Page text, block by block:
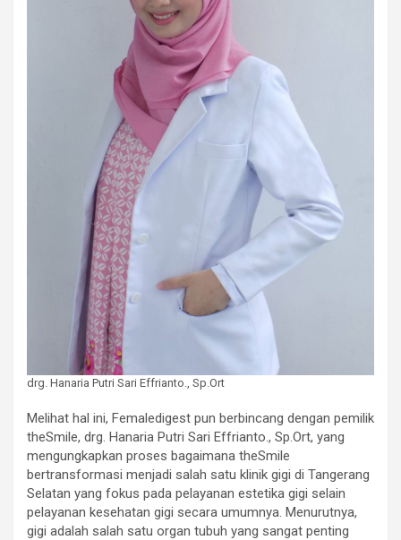
drg. Hanaria Putri Sari Effrianto., Sp.Ort
Melihat hal ini, Femaledigest pun berbincang dengan pemilik
theSmile, drg. Hanaria Putri Sari Effrianto., Sp.Ort, yang
mengungkapkan proses bagaimana theSmile
bertransformasi menjadi salah satu klinik gigi di Tangerang
Selatan yang fokus pada pelayanan estetika gigi selain
pelayanan kesehatan gigi secara umumnya. Menurutnya,
gigi adalah salah satu organ tubuh yang sangat penting